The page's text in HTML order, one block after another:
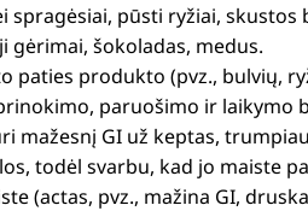
pūsti ryžiai, skustos
gėrimai, šokoladas, medus.
paties produkto (pvz., bulvių,
paruošimo ir laikymo
mažesnį GI už keptas,
todėl svarbu, kad jo maiste
(actas, pvz., mažina GI,